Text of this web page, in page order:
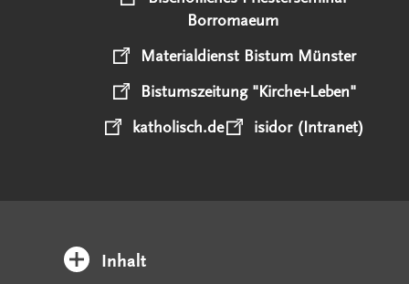
Borromaeum
Materialdienst Bistum Münster
Bistumszeitung "Kirche+Leben"
katholisch.de
isidor (Intranet)
Inhalt